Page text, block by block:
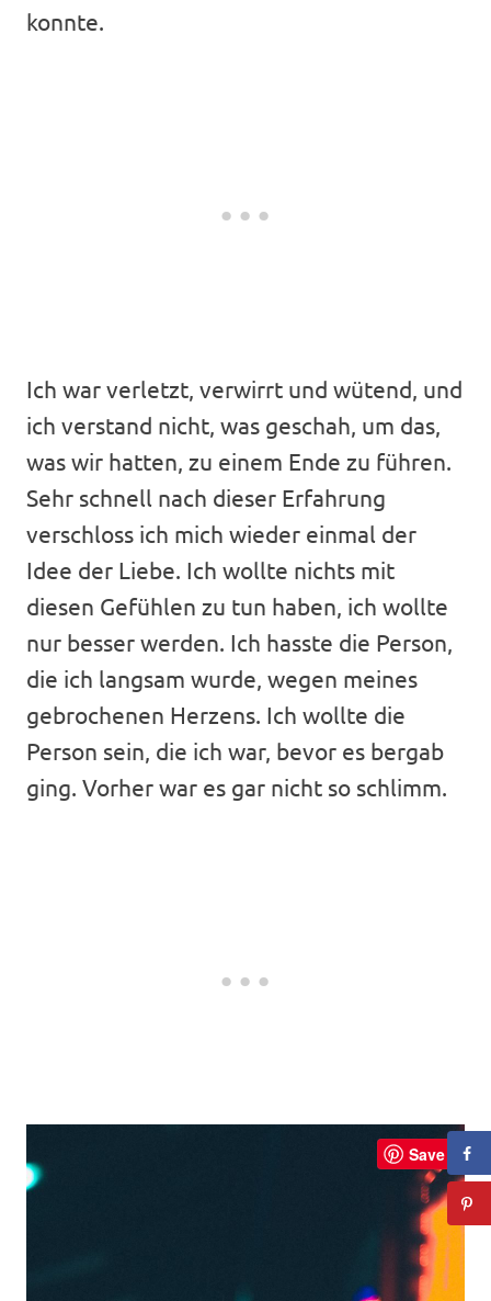
konnte.
Ich war verletzt, verwirrt und wütend, und
ich verstand nicht, was geschah, um das,
was wir hatten, zu einem Ende zu führen.
Sehr schnell nach dieser Erfahrung
verschloss ich mich wieder einmal der
Idee der Liebe. Ich wollte nichts mit
diesen Gefühlen zu tun haben, ich wollte
nur besser werden. Ich hasste die Person,
die ich langsam wurde, wegen meines
gebrochenen Herzens. Ich wollte die
Person sein, die ich war, bevor es bergab
ging. Vorher war es gar nicht so schlimm.
Save